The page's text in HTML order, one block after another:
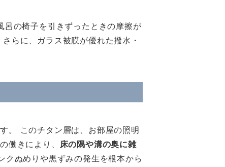
の椅子を引きずったときの摩擦が
さらに、ガラス被膜が優れた撥水・
。 このチタン層は、お部屋の照明
働きにより、 床の隅や溝の奥に雑
クぬめりや黒ずみの発生を根本から